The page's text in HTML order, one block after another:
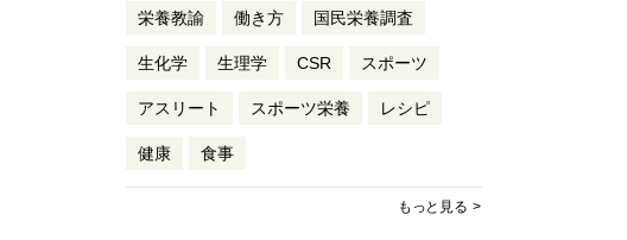
栄養教諭 働き方 国民栄養調査
生化学 生理学 CSR スポーツ
アスリート スポーツ栄養 レシピ
健康 食事
もっと見る